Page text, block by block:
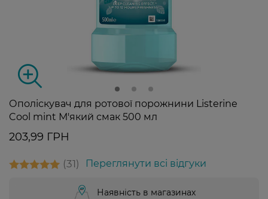
Ополіскувач для ротової порожнини Listerine
Cool mint М'який смак 500 мл
203,99 ГРН
31 Переглянути всі відгуки
Наявність в магазинах